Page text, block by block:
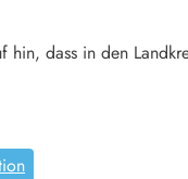
dass in den